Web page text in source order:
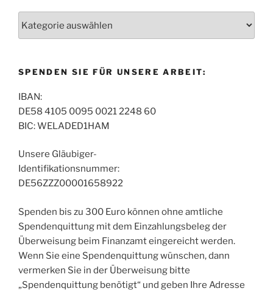
SPENDEN SIE FÜR UNSERE ARBEIT:
IBAN:
DE58 4105 0095 0021 2248 60
BIC: WELADED1HAM
Unsere Gläubiger-
Identifikationsnummer:
DE56ZZZ00001658922
Spenden bis zu 300 Euro können ohne amtliche
Spendenquittung mit dem Einzahlungsbeleg der
Überweisung beim Finanzamt eingereicht werden.
Wenn Sie eine Spendenquittung wünschen, dann
vermerken Sie in der Überweisung bitte
„Spendenquittung benötigt“ und geben Ihre Adresse